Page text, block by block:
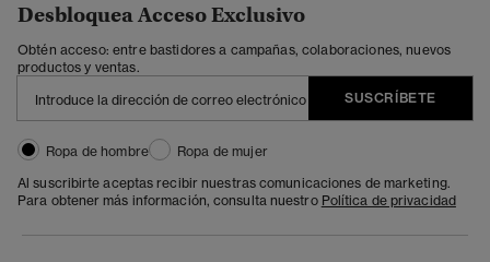
Desbloquea Acceso Exclusivo
Obtén acceso: entre bastidores a campañas, colaboraciones, nuevos
productos y ventas.
SUSCRÍBETE
Ropa de hombre
Ropa de mujer
Al suscribirte aceptas recibir nuestras comunicaciones de marketing.
Para obtener más información, consulta nuestro Política de privacidad